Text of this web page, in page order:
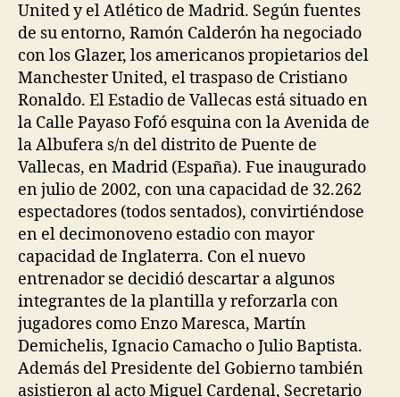
United y el Atlético de Madrid. Según fuentes
de su entorno, Ramón Calderón ha negociado
con los Glazer, los americanos propietarios del
Manchester United, el traspaso de Cristiano
Ronaldo. El Estadio de Vallecas está situado en
la Calle Payaso Fofó esquina con la Avenida de
la Albufera s/n del distrito de Puente de
Vallecas, en Madrid (España). Fue inaugurado
en julio de 2002, con una capacidad de 32.262
espectadores (todos sentados), convirtiéndose
en el decimonoveno estadio con mayor
capacidad de Inglaterra. Con el nuevo
entrenador se decidió descartar a algunos
integrantes de la plantilla y reforzarla con
jugadores como Enzo Maresca, Martín
Demichelis, Ignacio Camacho o Julio Baptista.
Además del Presidente del Gobierno también
asistieron al acto Miguel Cardenal, Secretario